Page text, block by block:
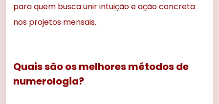
para quem busca unir intuição e ação concreta
nos projetos mensais.
Quais são os melhores métodos de
numerologia?